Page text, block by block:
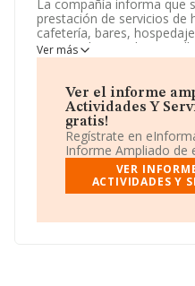
La compañía informa que
prestación de servicios de
cafetería, bares,
servicio de comidas para
comercial de productos
de negocios hosteler. La
Registro Mercantil como
actividad CNAE es
sociedad no tiene
No ha habido variación
empleados con respecto
datos disponibles en
media de sector.
Ver más
Ver el informe
Actividades Y
gratis!
Regístrate en
Informe Ampliado de
VER
ACTIVIDADES Y